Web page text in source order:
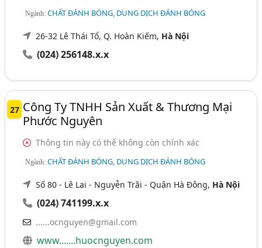
Ngành:CHẤT ĐÁNH BÓNG, DUNG DỊCH ĐÁNH BÓNG
26-32 Lê Thái Tổ, Q. Hoàn Kiếm, Hà Nội
(024) 256148.x.x
27 Công Ty TNHH Sản Xuất & Thương Mại
Phước Nguyên
Thông tin này có thể không còn chính xác
Ngành:CHẤT ĐÁNH BÓNG, DUNG DỊCH ĐÁNH BÓNG
Số 80 - Lê Lai - Nguyễn Trãi - Quận Hà Đông, Hà Nội
(024) 741199.x.x
......ocnguyen@gmail.com
www.......huocnguyen.com